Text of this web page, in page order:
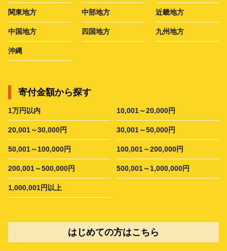
関東地方 中部地方 近畿地方
中国地方 四国地方 九州地方
沖縄
寄付金額から探す
1万円以内 10,001～20,000円
20,001～30,000円 30,001～50,000円
50,001～100,000円 100,001～200,000円
200,001～500,000円 500,001～1,000,000円
1,000,001円以上
はじめての方はこちら